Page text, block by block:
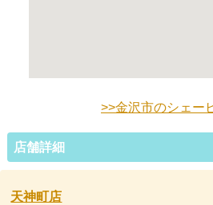
>>金沢市のシェー
店舗詳細
天神町店